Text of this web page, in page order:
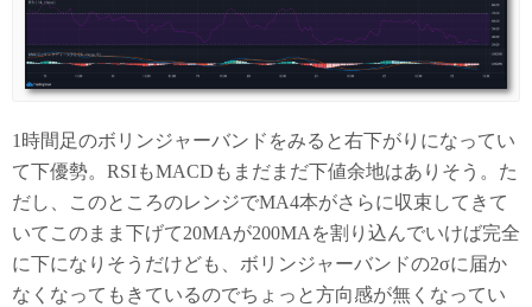
1時間足のボリンジャーバンドをみると右下がりになってい
て下優勢。RSIもMACDもまだまだ下値余地はありそう。た
だし、このところのレンジでMA4本がさらに収束してきて
いてこのまま下げて20MAが200MAを割り込んでいけば完全
に下になりそうだけども、ボリンジャーバンドの2σに届か
なくなってもきているのでちょっと方向感が無くなってい